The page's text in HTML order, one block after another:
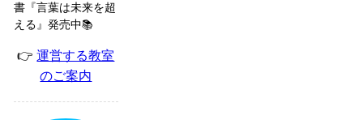
書『言葉は未来を超
える』発売中📚
👉運営する教室
のご案内